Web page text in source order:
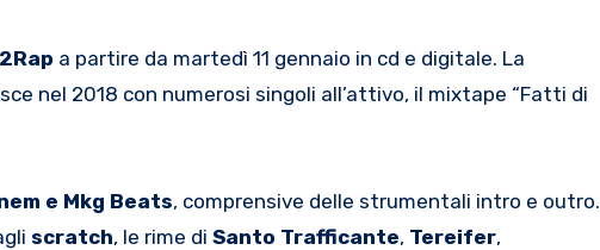
a partire da martedì 11 gennaio in cd e digitale. La
nel 2018 con numerosi singoli all’attivo, il mixtape “Fatti di
e Mkg Beats, comprensive delle strumentali intro e outro.
scratch, le rime di Santo Trafficante, Tereifer,